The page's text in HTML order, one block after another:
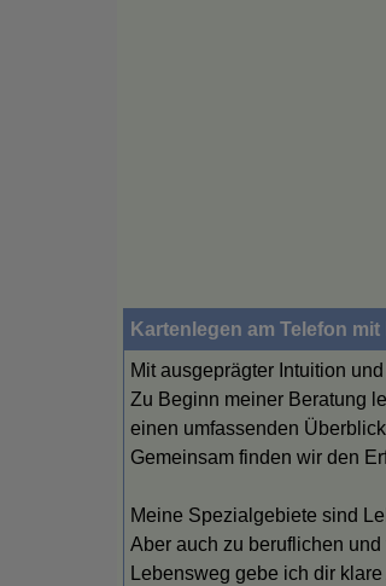
Kartenlegen am Telefon mit
Mit ausgeprägter Intuition
Zu Beginn meiner Beratung
einen umfassenden
Gemeinsam finden wir den
Meine Spezialgebiete sind
Aber auch zu beruflichen
Lebensweg gebe ich dir